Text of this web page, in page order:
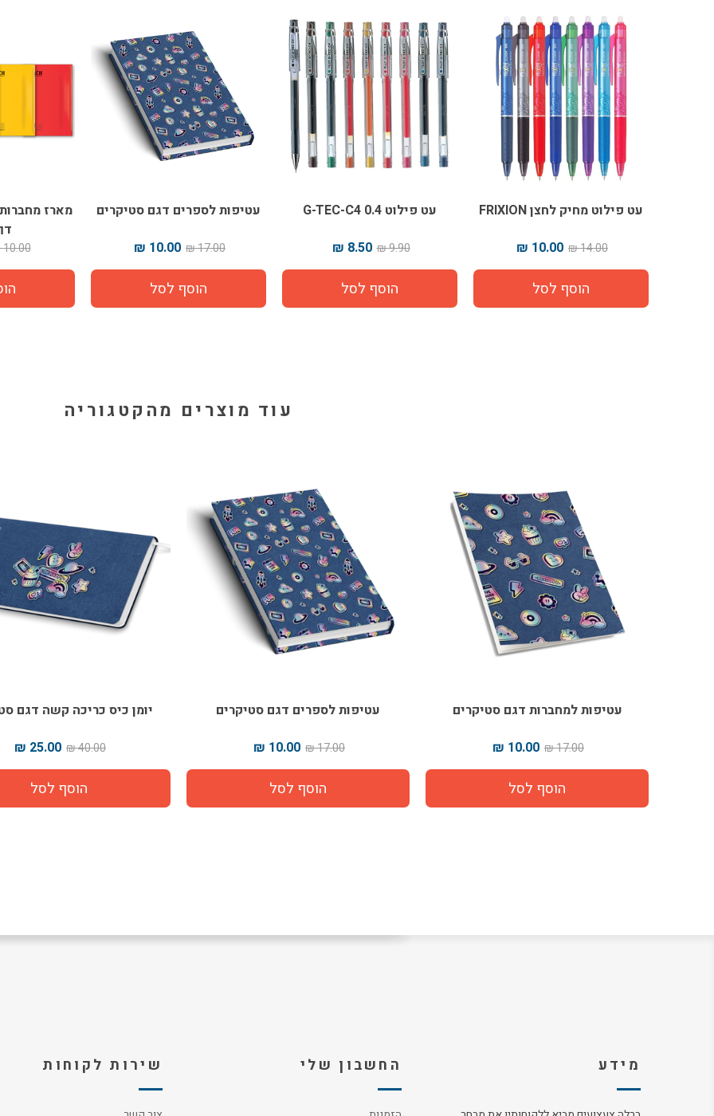
עט פילוט מחיק לחצן FRIXION
14.00 ₪
10.00 ₪
עט פילוט G-TEC-C4 0.4
9.90 ₪
8.50 ₪
עטיפות לספרים דגם סטיקרים
17.00 ₪
10.00 ₪
10.00 ₪
עוד מוצרים מהקטגוריה
עטיפות למחברות דגם סטיקרים
17.00 ₪
10.00 ₪
עטיפות לספרים דגם סטיקרים
17.00 ₪
10.00 ₪
יומן כיס כריכה קשה דגם
40.00 ₪
25.00 ₪
מידע החשבון שלי שירות לקוחות